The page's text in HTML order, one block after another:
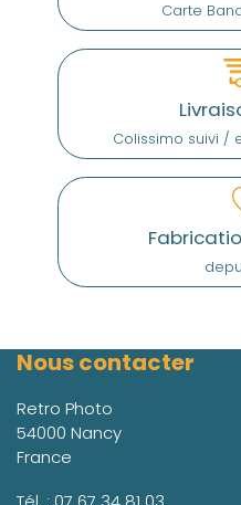
Carte
Colissimo suivi /
Nous contacter
Retro Photo
54000 Nancy
France